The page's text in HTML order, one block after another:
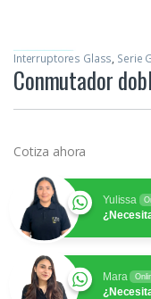
Interruptores Glass, Serie
Conmutador
Cotiza ahora
Yulissa
Mara